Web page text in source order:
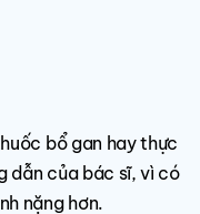
bổ gan hay thực
dẫn của bác sĩ, vì có
nặng hơn.